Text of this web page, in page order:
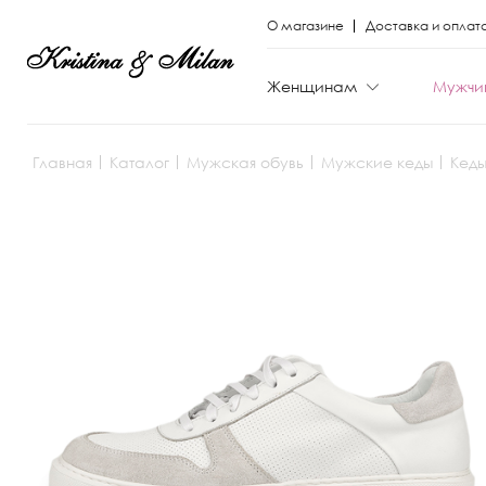
О магазине Доставка и
Женщинам
Вечерние
Туфли
Вечерние
Ботинки
Главная Каталог Мужская обувь Мужские кеды